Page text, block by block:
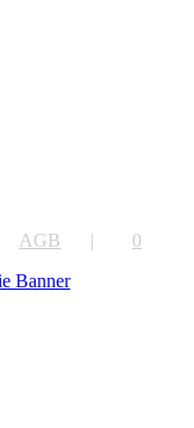
AGB
0
Banner